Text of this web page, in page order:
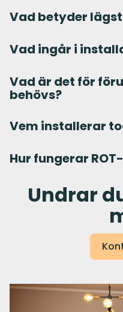
Vad betyder
Vad ingår i
Vad är det för
behövs?
Vem installerar
Hur fungerar
Undrar